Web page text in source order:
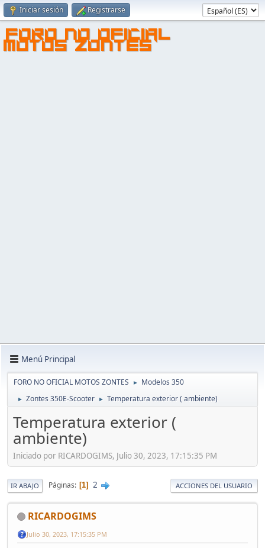
Iniciar sesión Registrarse
FORO NO OFICIAL
MOTOS ZONTES
Menú Principal
FORO NO OFICIAL MOTOS ZONTES ► Modelos 350
► Zontes 350E-Scooter ► Temperatura exterior ( ambiente)
Temperatura exterior (
ambiente)
Iniciado por RICARDOGIMS, Julio 30, 2023, 17:15:35 PM
IR ABAJO Páginas 1 2 ACCIONES DEL USUARIO
RICARDOGIMS
Julio 30, 2023, 17:15:35 PM